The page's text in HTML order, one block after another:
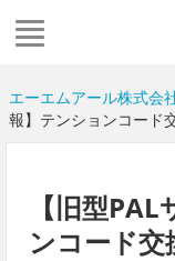
エーエムアール株式会
報】テンションコード
【旧型
ンコード